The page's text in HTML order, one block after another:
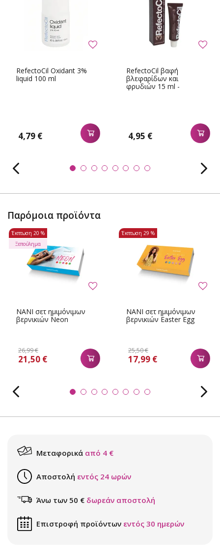
RefectoCil Oxidant 3%
liquid 100 ml
4,79 €
RefectoCil βαφή
βλεφαρίδων και
φρυδιών 15 ml -
4,95 €
Παρόμοια προϊόντα
NANI σετ ημιμόνιμων
βερνικιών Neon
26,99 €
21,50 €
Έκπτωση 20 %
Ξεπούλημα
NANI σετ ημιμόνιμων
βερνικιών Easter Egg
25,50 €
17,99 €
Έκπτωση 29 %
Μεταφορικά από 4 €
Αποστολή εντός 24 ωρών
Άνω των 50 € δωρεάν αποστολή
Επιστροφή προϊόντων εντός 30 ημερών